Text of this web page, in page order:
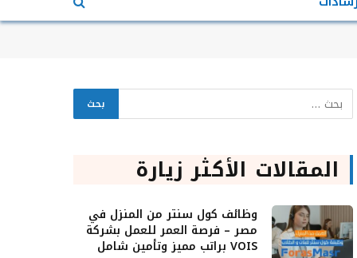
المقالات الأكثر زيارة
وظائف كول سنتر من المنزل في
مصر – فرصة العمر للعمل بشركة
VOIS براتب مميز وتأمين شامل